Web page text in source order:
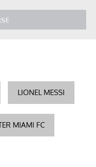
LIONEL MESSI
MIAMI FC